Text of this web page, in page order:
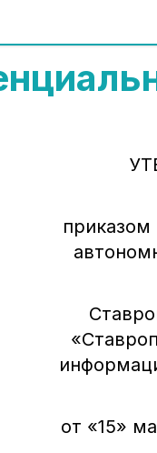
приказом
от «15»